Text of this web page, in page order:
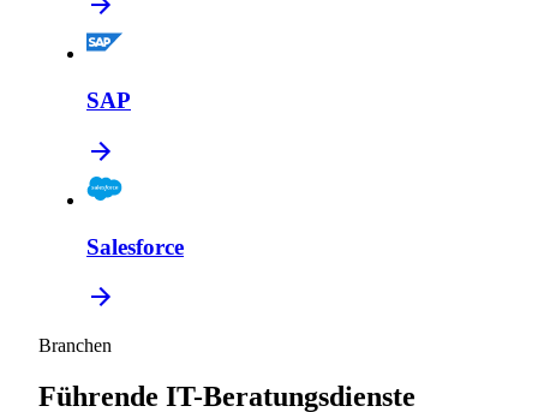
SAP
Salesforce
Branchen
Führende IT-Beratungsdienste